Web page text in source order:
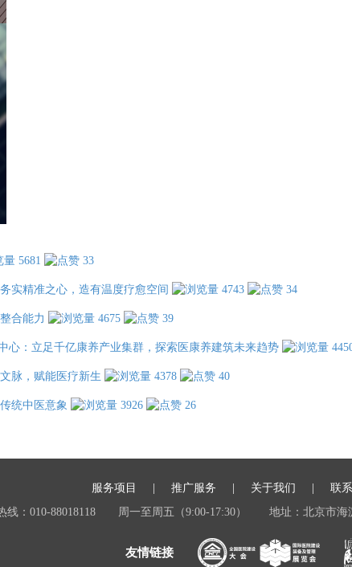
5681 33
实精准之心，造有温度疗愈空间 4743 34
合能力 4675 39
心：立足千亿康养产业集群，探索医康养建筑未来趋势
脉，赋能医疗新生 4378 40
统中医意象 3926
26
服务项目 推广服务 关于我们 联
线：010-88018118
周一至周五（9:00-17:30） 地址：北京市海